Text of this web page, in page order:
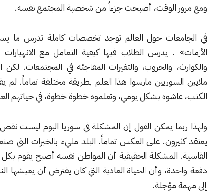
الوقت، أصبحت جزءاً من شخصية المجتمع نفسه.
حول العالم توجد تخصصات كاملة تدرس ما يسمى «إدارة
. يدرس الطلاب فيها كيفية التعامل مع الانهيارات الاقتصادية،
والحروب، والتغيرات المفاجئة في المجتمعات. لكن المفارقة أن
مارسوا هذا العلم بطريقة مختلفة تماماً. لم يقرأوا عنه في
بشكل يومي، وتعلموه خطوة خطوة، في حياتهم العادية.
يمكن القول إن المشكلة في سوريا اليوم ليست نقص الخبراء كما
على العكس تماماً. البلد مليء بالخبرات التي صنعتها التجربة
المشكلة الحقيقية أن المواطن نفسه أصبح يقوم بكل هذه الأدوار
وأن الحياة العادية التي كان يفترض أن يعيشها الناس تحولت
مؤجلة.